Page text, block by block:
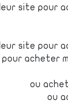
site pour
site pour
pour acheter
ou
ou